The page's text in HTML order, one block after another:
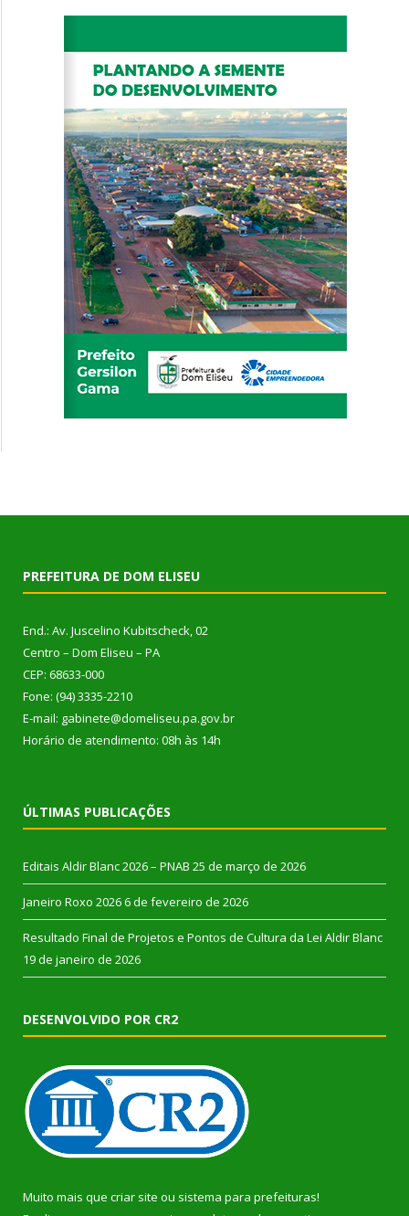
PREFEITURA DE DOM ELISEU
End.: Av. Juscelino Kubitscheck, 02
Centro – Dom Eliseu – PA
CEP: 68633-000
Fone: (94) 3335-2210
E-mail: gabinete@domeliseu.pa.gov.br
Horário de atendimento: 08h às 14h
ÚLTIMAS PUBLICAÇÕES
Editais Aldir Blanc 2026 – PNAB 25 de março de 2026
Janeiro Roxo 2026 6 de fevereiro de 2026
Resultado Final de Projetos e Pontos de Cultura da Lei Aldir Blanc
19 de janeiro de 2026
DESENVOLVIDO POR CR2
Muito mais que criar site ou sistema para prefeituras!